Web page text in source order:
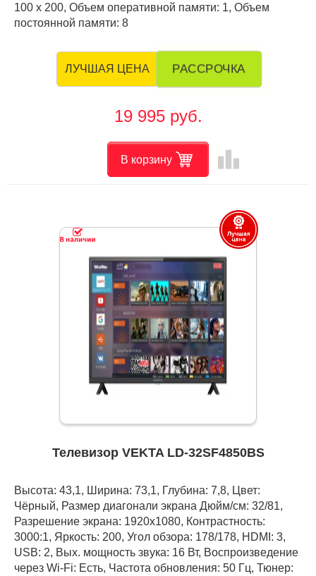
100 х 200, Объем оперативной памяти: 1, Объем
постоянной памяти: 8
ЛУЧШАЯ ЦЕНА РАССРОЧКА
19 995 руб.
В корзину leaderboard
Телевизор VEKTA LD-32SF4850BS
Высота: 43,1, Ширина: 73,1, Глубина: 7,8, Цвет:
Чёрный, Размер диагонали экрана Дюйм/см: 32/81,
Разрешение экрана: 1920x1080, Контрастность:
3000:1, Яркость: 200, Угол обзора: 178/178, HDMI: 3,
USB: 2, Вых. мощность звука: 16 Вт, Воспроизведение
через Wi-Fi: Есть, Частота обновления: 50 Гц, Тюнер: